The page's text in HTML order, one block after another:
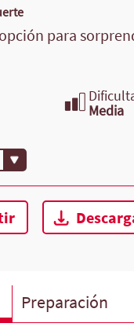
para
Media
Preparación